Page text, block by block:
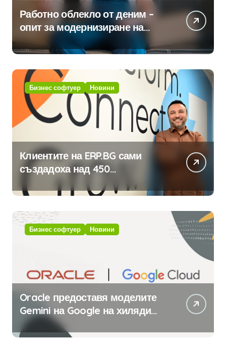
Работно облекло от деним –
опит за модернизиране на
традицията
Бизнес софтуер Новини
Клиентите на ERP.BG сами
създадоха над 450
приложения за ERP системата
с помощта на вградения в нея
изкуствен интелект
Бизнес софтуер Новини
Oracle предоставя моделите
Gemini на Google на хиляди
клиенти на бизнес
приложения